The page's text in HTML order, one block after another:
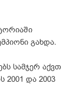
გახდა.
სამჯერ აქვთ
2001 და 2003